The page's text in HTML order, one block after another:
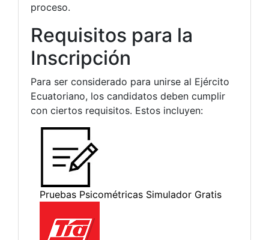
proceso.
Requisitos para la
Inscripción
Para ser considerado para unirse al Ejército
Ecuatoriano, los candidatos deben cumplir
con ciertos requisitos. Estos incluyen: